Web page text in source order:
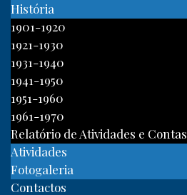
História
1901-1920
1921-1930
1931-1940
1941-1950
1951-1960
1961-1970
Relatório de Atividades e Contas
Atividades
Fotogaleria
Contactos